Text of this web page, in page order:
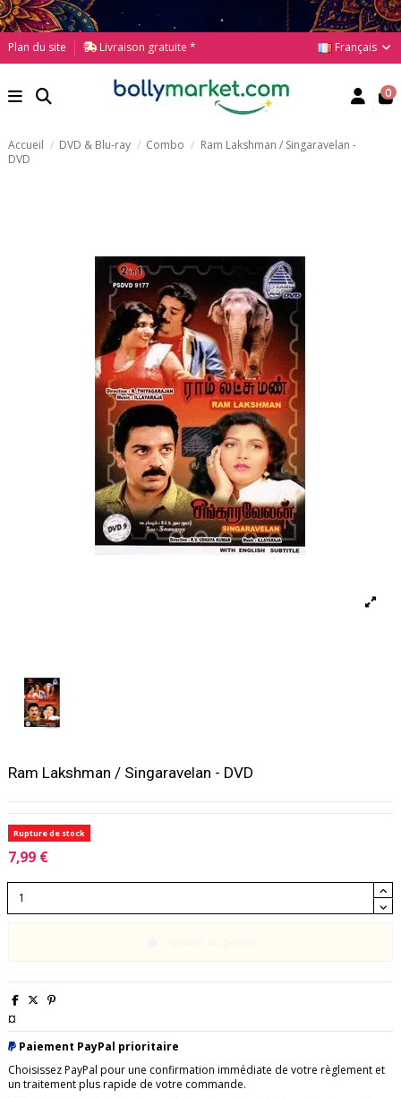
Plan du site Livraison gratuite * Français
0
Accueil DVD & Blu-ray Combo
Ram Lakshman / Singaravelan -
DVD
Ram Lakshman / Singaravelan - DVD
Rupture de stock
7,99 €
¤
Paiement PayPal prioritaire
Choisissez PayPal pour une confirmation immédiate de votre règlement et
un traitement plus rapide de votre commande.